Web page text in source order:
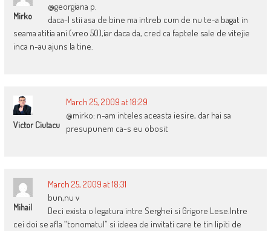
Mirko
@georgiana p.
daca-l stii asa de bine ma intreb cum de nu te-a bagat in
seama atitia ani (vreo 50),iar daca da, cred ca faptele sale de vitejie
inca n-au ajuns la tine.
Victor Ciutacu
March 25, 2009 at 18:29
@mirko: n-am inteles aceasta iesire, dar hai sa
presupunem ca-s eu obosit
Mihail
March 25, 2009 at 18:31
bun,nu v
Deci exista o legatura intre Serghei si Grigore Lese.Intre
cei doi se afla “tonomatul” si ideea de invitati care te tin lipiti de